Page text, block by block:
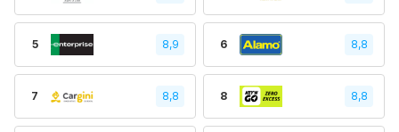
5 8,9 6 8,8
7 8,8 8 8,8